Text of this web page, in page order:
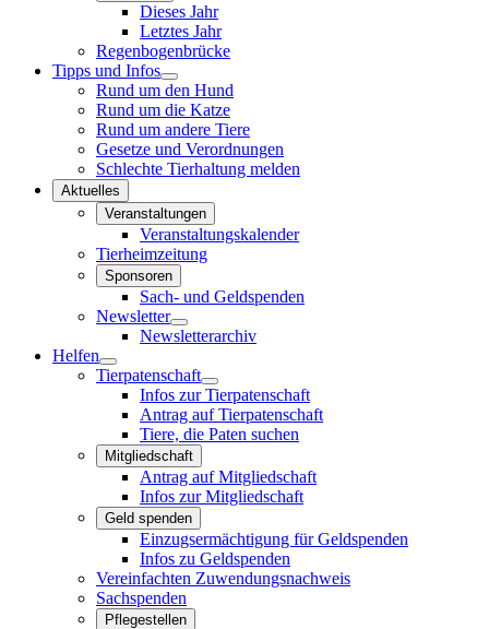
Dieses Jahr
Letztes Jahr
Regenbogenbrücke
Tipps und Infos
Rund um den Hund
Rund um die Katze
Rund um andere Tiere
Gesetze und Verordnungen
Schlechte Tierhaltung melden
Aktuelles
Veranstaltungen
Veranstaltungskalender
Tierheimzeitung
Sponsoren
Sach- und Geldspenden
Newsletter
Newsletterarchiv
Helfen
Tierpatenschaft
Infos zur Tierpatenschaft
Antrag auf Tierpatenschaft
Tiere, die Paten suchen
Mitgliedschaft
Antrag auf Mitgliedschaft
Infos zur Mitgliedschaft
Geld spenden
Einzugsermächtigung für Geldspenden
Infos zu Geldspenden
Vereinfachten Zuwendungsnachweis
Sachspenden
Pflegestellen